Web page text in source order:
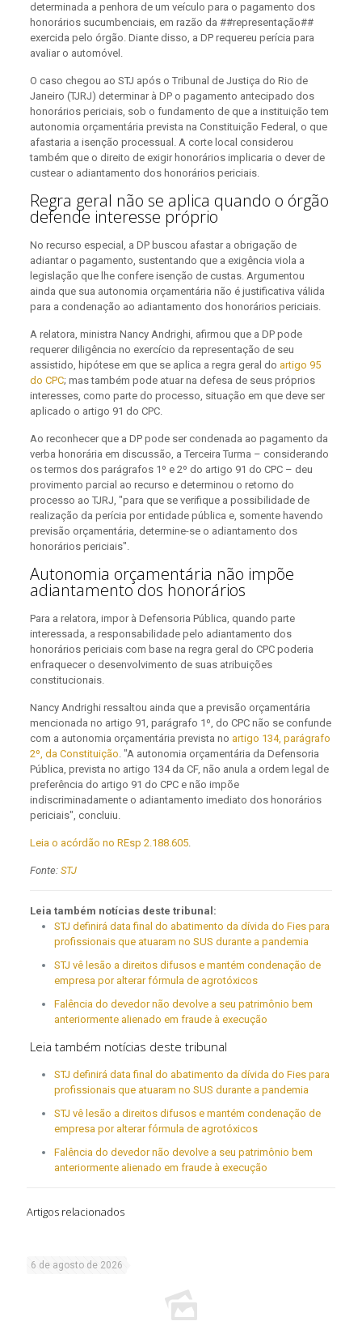
determinada a penhora de um veículo para o pagamento dos
honorários sucumbenciais, em razão da ##representação##
exercida pelo órgão. Diante disso, a DP requereu perícia para
avaliar o automóvel.
O caso chegou ao STJ após o Tribunal de Justiça do Rio de
Janeiro (TJRJ) determinar à DP o pagamento antecipado dos
honorários periciais, sob o fundamento de que a instituição tem
autonomia orçamentária prevista na Constituição Federal, o que
afastaria a isenção processual. A corte local considerou
também que o direito de exigir honorários implicaria o dever de
custear o adiantamento dos honorários periciais.
Regra geral não se aplica quando o órgão
defende interesse próprio
No recurso especial, a DP buscou afastar a obrigação de
adiantar o pagamento, sustentando que a exigência viola a
legislação que lhe confere isenção de custas. Argumentou
ainda que sua autonomia orçamentária não é justificativa válida
para a condenação ao adiantamento dos honorários periciais.
A relatora, ministra Nancy Andrighi, afirmou que a DP pode
requerer diligência no exercício da representação de seu
assistido, hipótese em que se aplica a regra geral do artigo 95
do CPC; mas também pode atuar na defesa de seus próprios
interesses, como parte do processo, situação em que deve ser
aplicado o artigo 91 do CPC.
Ao reconhecer que a DP pode ser condenada ao pagamento da
verba honorária em discussão, a Terceira Turma – considerando
os termos dos parágrafos 1º e 2º do artigo 91 do CPC – deu
provimento parcial ao recurso e determinou o retorno do
processo ao TJRJ, "para que se verifique a possibilidade de
realização da perícia por entidade pública e, somente havendo
previsão orçamentária, determine-se o adiantamento dos
honorários periciais".
Autonomia orçamentária não impõe
adiantamento dos honorários
Para a relatora, impor à Defensoria Pública, quando parte
interessada, a responsabilidade pelo adiantamento dos
honorários periciais com base na regra geral do CPC poderia
enfraquecer o desenvolvimento de suas atribuições
constitucionais.
Nancy Andrighi ressaltou ainda que a previsão orçamentária
mencionada no artigo 91, parágrafo 1º, do CPC não se confunde
com a autonomia orçamentária prevista no artigo 134, parágrafo
2º, da Constituição. "A autonomia orçamentária da Defensoria
Pública, prevista no artigo 134 da CF, não anula a ordem legal de
preferência do artigo 91 do CPC e não impõe
indiscriminadamente o adiantamento imediato dos honorários
periciais", concluiu.
Leia o acórdão no REsp 2.188.605.
Fonte: STJ
Leia também notícias deste tribunal:
STJ definirá data final do abatimento da dívida do Fies para
profissionais que atuaram no SUS durante a pandemia
STJ vê lesão a direitos difusos e mantém condenação de
empresa por alterar fórmula de agrotóxicos
Falência do devedor não devolve a seu patrimônio bem
anteriormente alienado em fraude à execução
Leia também notícias deste tribunal
STJ definirá data final do abatimento da dívida do Fies para
profissionais que atuaram no SUS durante a pandemia
STJ vê lesão a direitos difusos e mantém condenação de
empresa por alterar fórmula de agrotóxicos
Falência do devedor não devolve a seu patrimônio bem
anteriormente alienado em fraude à execução
Artigos relacionados
6 de agosto de 2026